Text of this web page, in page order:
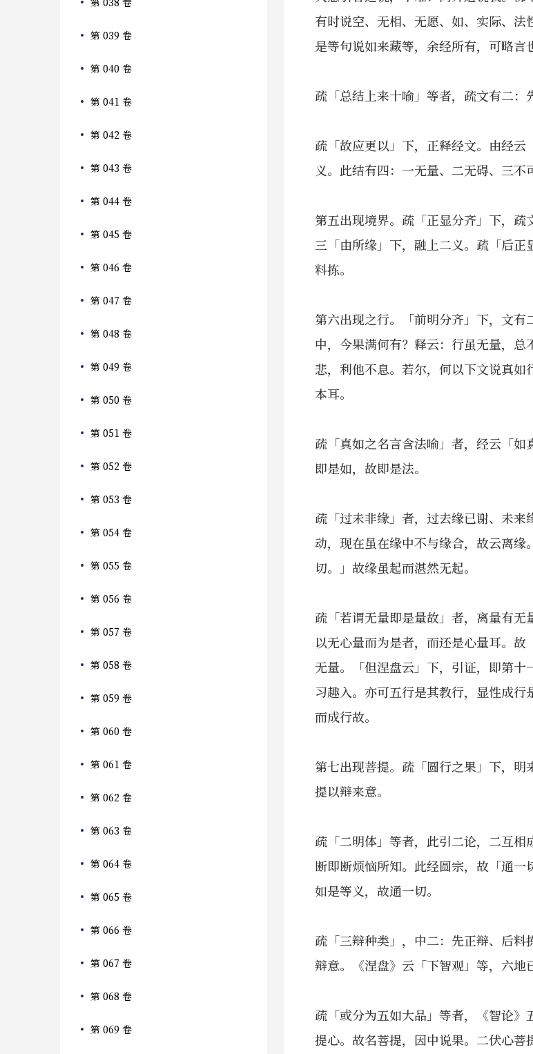
第 039 卷
第 040 卷
第 041 卷
第 042 卷
第 043 卷
第 044 卷
第 045 卷
第 046 卷
第 047 卷
第 048 卷
第 049 卷
第 050 卷
第 051 卷
第 052 卷
第 053 卷
第 054 卷
第 055 卷
第 056 卷
第 057 卷
第 058 卷
第 059 卷
第 060 卷
第 061 卷
第 062 卷
第 063 卷
第 064 卷
第 065 卷
第 066 卷
第 067 卷
第 068 卷
第 069 卷